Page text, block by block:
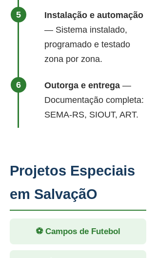
Instalação e automação
— Sistema instalado,
programado e testado
zona por zona.
Outorga e entrega —
Documentação completa:
SEMA-RS, SIOUT, ART.
Projetos Especiais
em SalvaçãO
⚽ Campos de Futebol